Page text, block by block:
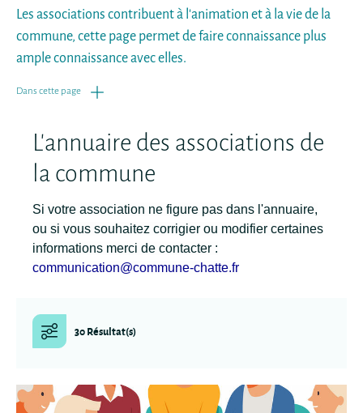
Les associations contribuent à l'animation et à la vie de la
commune, cette page permet de faire connaissance plus
ample connaissance avec elles.
Dans cette page
L'annuaire des associations de
la commune
Si votre association ne figure pas dans l'annuaire,
ou si vous souhaitez corrigier ou modifier certaines
informations merci de contacter :
communication@commune-chatte.fr
30 Résultat(s)